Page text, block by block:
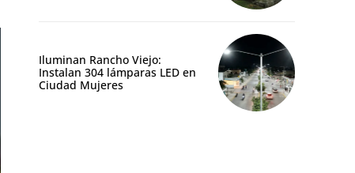
Iluminan Rancho Viejo:
Instalan 304 lámparas LED en
Ciudad Mujeres